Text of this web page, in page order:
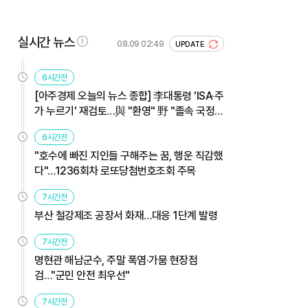
실시간 뉴스 08.09 02:49 UPDATE
6시간전
[아주경제 오늘의 뉴스 종합] 李대통령 'ISA·주
가 누르기' 재검토…與 "환영" 野 "졸속 국정"
外
6시간전
"호수에 빠진 지인들 구해주는 꿈, 행운 직감했
다"…1236회차 로또당첨번호조회 주목
7시간전
부산 철강제조 공장서 화재…대응 1단계 발령
7시간전
명현관 해남군수, 주말 폭염·가뭄 현장점
검…"군민 안전 최우선"
7시간전